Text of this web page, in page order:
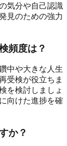
気分や自己認識
見のための強力
頻度は？
中や大きな人生
受検が役立ちま
を検討しましょ
向けた進捗を確
か？